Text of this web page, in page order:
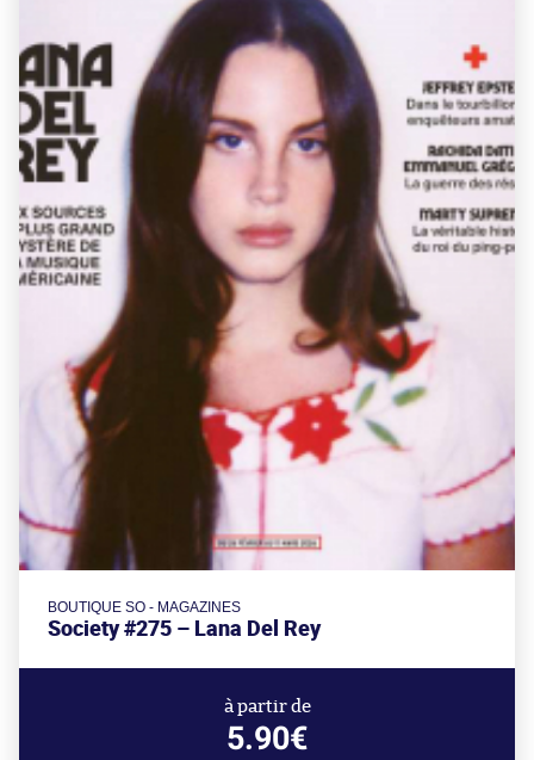
BOUTIQUE SO - MAGAZINES
Society #275 – Lana Del Rey
à partir de
5.90€